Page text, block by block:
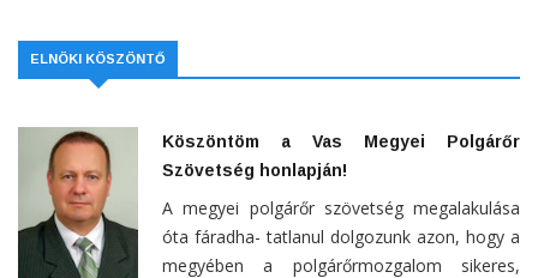
ELNÖKI KÖSZÖNTŐ
Köszöntöm a Vas Megyei Polgárőr
Szövetség honlapján!
A megyei polgárőr szövetség megalakulása
óta fáradha- tatlanul dolgozunk azon, hogy a
megyében a polgárőrmozgalom sikeres,